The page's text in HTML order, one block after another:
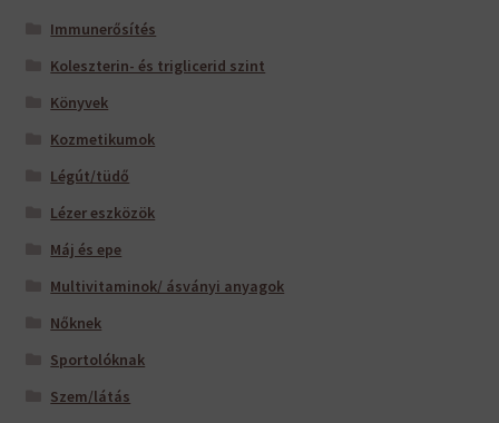
Immunerősítés
Koleszterin- és triglicerid szint
Könyvek
Kozmetikumok
Légút/tüdő
Lézer eszközök
Máj és epe
Multivitaminok/ ásványi anyagok
Nőknek
Sportolóknak
Szem/látás